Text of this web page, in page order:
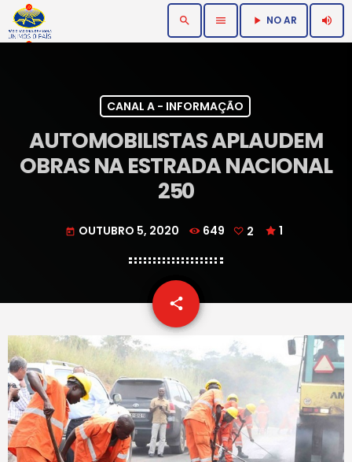
search menu play_arrow NO AR volume_up
CANAL A - INFORMAÇÃO
AUTOMOBILISTAS APLAUDEM
OBRAS NA ESTRADA NACIONAL
250
today OUTUBRO 5, 2020 649 2 1
share
email